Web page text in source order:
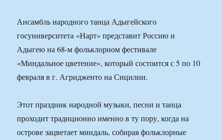
Ансамбль народного танца Адыгейского
госуниверситета «Нарт» представит Россию и
Адыгею на 68-м фольклорном фестивале
«Миндальное цветение», который состоится с 5 по 10
февраля в г. Агридженто на Сицилии.
Этот праздник народной музыки, песни и танца
проходит традиционно именно в ту пору, когда на
острове зацветает миндаль, собирая фольклорные